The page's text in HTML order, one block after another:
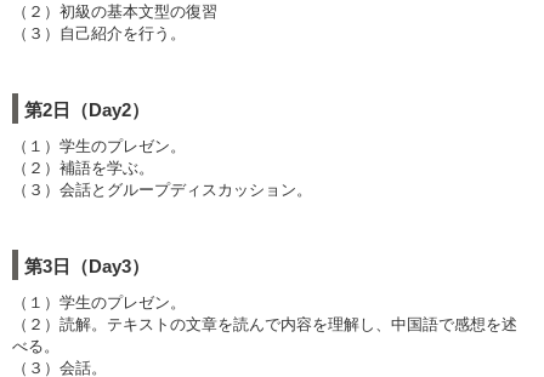
（２）初級の基本文型の復習
（３）自己紹介を行う。
第2日（Day2）
（１）学生のプレゼン。
（２）補語を学ぶ。
（３）会話とグループディスカッション。
第3日（Day3）
（１）学生のプレゼン。
（２）読解。テキストの文章を読んで内容を理解し、中国語で感想を述
べる。
（３）会話。